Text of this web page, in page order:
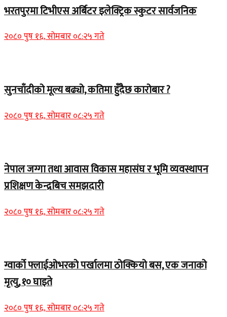
भरतपुरमा टिभीएस अर्बिटर इलेक्ट्रिक स्कुटर सार्वजनिक
२०८० पुष १६, सोमबार ०८:२५ गते
सुनचाँदीको मूल्य बढ्यो, कतिमा हुँदैछ कारोबार ?
२०८० पुष १६, सोमबार ०८:२५ गते
नेपाल जग्गा तथा आवास विकास महासंघ र भूमि व्यवस्थापन
प्रशिक्षण केन्द्रबिच समझदारी
२०८० पुष १६, सोमबार ०८:२५ गते
ग्वार्को फ्लाईओभरको पर्खालमा ठोक्कियो बस, एक जनाको
मृत्यु, १० घाइते
२०८० पुष १६, सोमबार ०८:२५ गते